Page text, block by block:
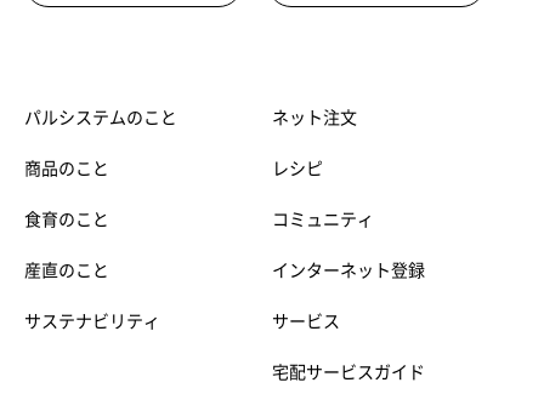
パルシステムのこと
商品のこと
食育のこと
産直のこと
サステナビリティ
ネット注文
レシピ
コミュニティ
インターネット登録
サービス
宅配サービスガイド